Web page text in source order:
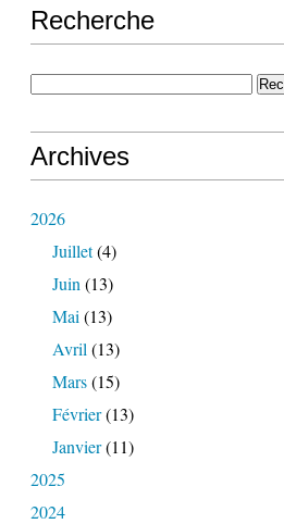
Recherche
Archives
2026
Juillet(4)
Juin (13)
Mai (13)
Avril (13)
Mars(15)
Février(13)
Janvier(11)
2025
2024